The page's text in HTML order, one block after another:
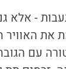
- אלא
האוויר
עם